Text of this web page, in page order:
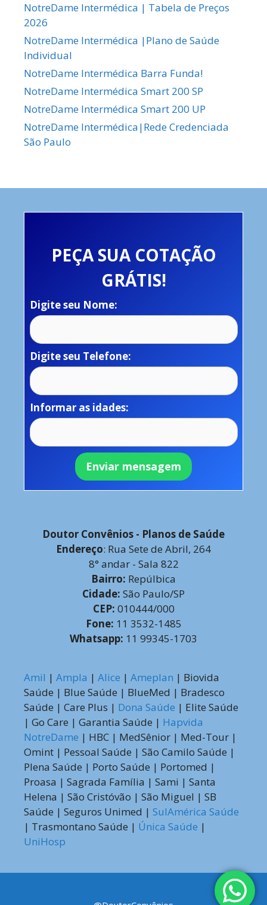
NotreDame Intermédica | Tabela de Preços
2026
NotreDame Intermédica |Plano de Saúde
Individual
NotreDame Intermédica Barra Funda!
NotreDame Intermédica Smart 200 SP
NotreDame Intermédica Smart 200 UP
NotreDame Intermédica|Rede Credenciada
São Paulo
PEÇA SUA COTAÇÃO
GRÁTIS!
Digite seu Nome:
Digite seu Telefone:
Informar as idades:
Doutor Convênios - Planos de Saúde
Endereço: Rua Sete de Abril, 264
8° andar - Sala 822
Bairro: Repúlbica
Cidade: São Paulo/SP
CEP: 010444/000
Fone: 11 3532-1485
Whatsapp: 11 99345-1703
Amil | Ampla | Alice | Ameplan | Biovida
Saúde | Blue Saúde | BlueMed | Bradesco
Saúde | Care Plus | Dona Saúde | Elite Saúde
| Go Care | Garantia Saúde | Hapvida
NotreDame | HBC | MedSênior | Med-Tour |
Omint | Pessoal Saúde | São Camilo Saúde |
Plena Saúde | Porto Saúde | Portomed |
Proasa | Sagrada Família | Sami | Santa
Helena | São Cristóvão | São Miguel | SB
Saúde | Seguros Unimed | SulAmérica Saúde
| Trasmontano Saúde | Única Saúde |
UniHosp